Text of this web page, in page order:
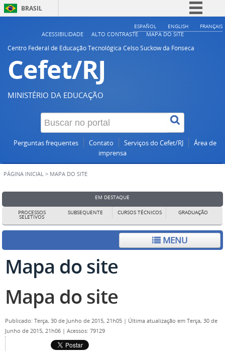
BRASIL
Simplifique!
ESPAÑOL ENGLISH FRANÇAIS
ACESSIBILIDADE ALTO CONTRASTE
MAPA DO SITE
Centro Federal de Educação Tecnológica Celso Suckow da Fonseca
Cefet/RJ
MINISTÉRIO DA EDUCAÇÃO
Perguntas frequentes Contato Serviços do Cefet/RJ
Área de
imprensa
PÁGINA INICIAL > MAPA DO SITE
EM DESTAQUE
PROCESSOS
SELETIVOS
SUBSEQUENTE CURSOS TÉCNICOS GRADUAÇÃO
MENU
Mapa do site
Mapa do site
Publicado: Terça, 30 de Junho de 2015, 21h05 | Última atualização em Terça, 30 de
Junho de 2015, 21h06 | Acessos: 79129